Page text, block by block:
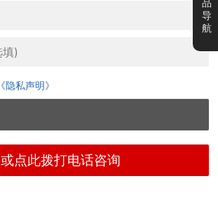
《隐私声明》
或点此拨打电话咨询
品
导
航